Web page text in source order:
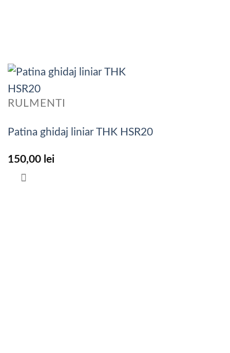
RULMENTI
Patina ghidaj liniar THK HSR20
150,00 lei